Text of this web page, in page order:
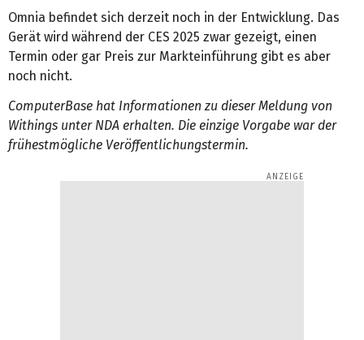
Omnia befindet sich derzeit noch in der Entwicklung. Das
Gerät wird während der CES 2025 zwar gezeigt, einen
Termin oder gar Preis zur Markteinführung gibt es aber
noch nicht.
ComputerBase hat Informationen zu dieser Meldung von
Withings unter NDA erhalten. Die einzige Vorgabe war der
frühestmögliche Veröffentlichungstermin.